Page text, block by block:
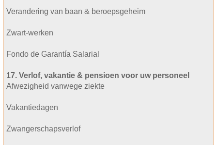
Verandering van baan & beroepsgeheim
Zwart-werken
Fondo de Garantía Salarial
17. Verlof, vakantie & pensioen voor uw personeel
Afwezigheid vanwege ziekte
Vakantiedagen
Zwangerschapsverlof